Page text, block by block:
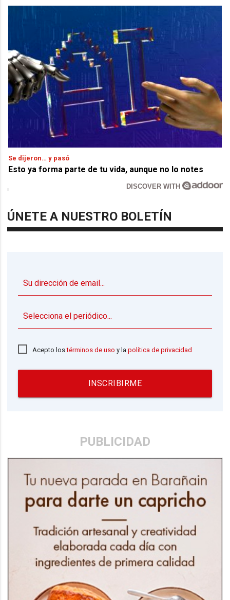
Se dijeron… y pasó
Esto ya forma parte de tu vida, aunque no lo notes
DISCOVER WITH
ÚNETE A NUESTRO BOLETÍN
Acepto lostérminos de uso y lapolítica de privacidad
INSCRIBIRME
PUBLICIDAD